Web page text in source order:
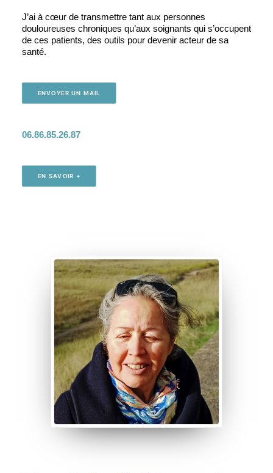
J’ai à cœur de transmettre tant aux personnes
douloureuses chroniques qu’aux soignants qui s’occupent
de ces patients, des outils pour devenir acteur de sa
santé.
ENVOYER UN MAIL
06.86.85.26.87
EN SAVOIR +